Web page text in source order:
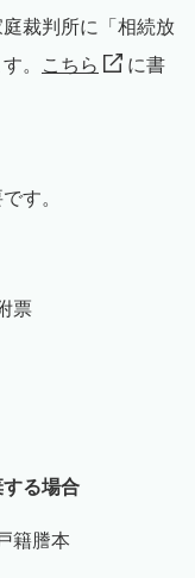
裁判所に「相続放
。
こちら
に書
す。
票
る場合
籍謄本